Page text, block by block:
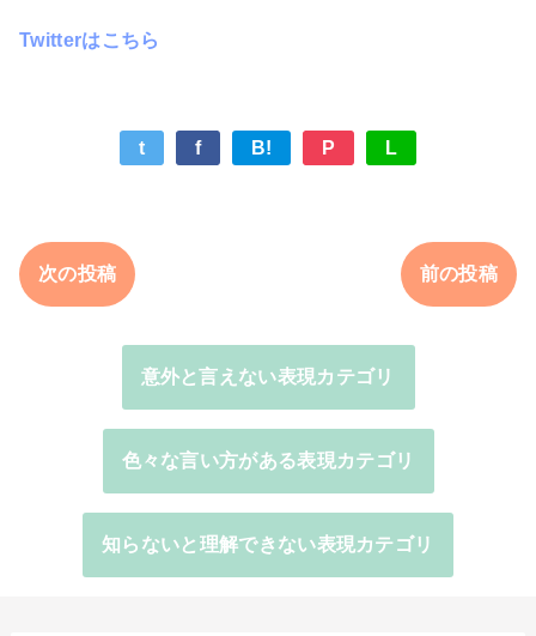
Twitterはこちら
t f B! P L
次の投稿 前の投稿
意外と言えない表現カテゴリ
色々な言い方がある表現カテゴリ
知らないと理解できない表現カテゴリ